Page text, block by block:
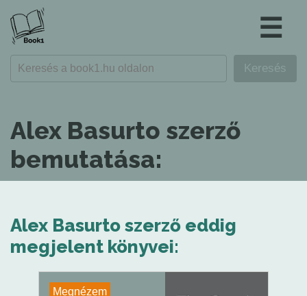
☰
Alex Basurto szerző
bemutatása:
Alex Basurto szerző eddig
megjelent könyvei:
Megnézem